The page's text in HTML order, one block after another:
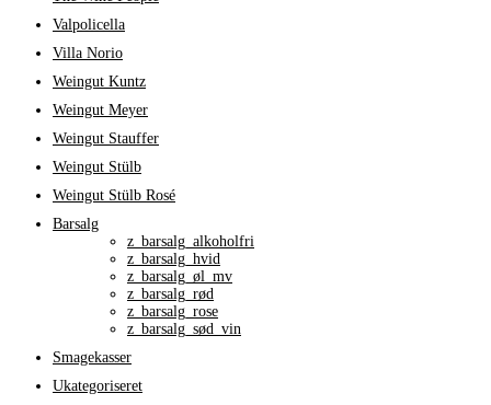
Valpolicella
Villa Norio
Weingut Kuntz
Weingut Meyer
Weingut Stauffer
Weingut Stülb
Weingut Stülb Rosé
Barsalg
z_barsalg_alkoholfri
z_barsalg_hvid
z_barsalg_øl_mv
z_barsalg_rød
z_barsalg_rose
z_barsalg_sød_vin
Smagekasser
Ukategoriseret